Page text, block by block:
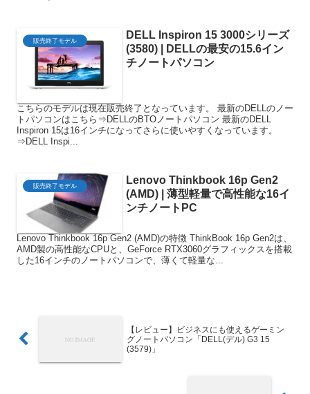
販売終了モデル
DELL Inspiron 15 3000シリーズ
(3580) | DELLの最安の15.6イン
チノートパソコン
こちらのモデルは現在販売終了となっています。 最新のDELLのノー
トパソコンはこちら⇒DELLのBTOノートパソコン 最新のDELL
Inspiron 15は16インチになってさらに使いやすくなっています。
⇒DELL Inspi...
販売終了モデル
Lenovo Thinkbook 16p Gen2
(AMD) | 薄型軽量で高性能な16イ
ンチノートPC
Lenovo Thinkbook 16p Gen2 (AMD)の特徴 ThinkBook 16p Gen2は、
AMD製の高性能なCPUと、GeForce RTX3060グラフィックスを搭載
した16インチのノートパソコンで、薄くて軽量な...
【レビュー】ビジネスにも使えるゲーミン
グノートパソコン「DELL(デル) G3 15
(3579)」